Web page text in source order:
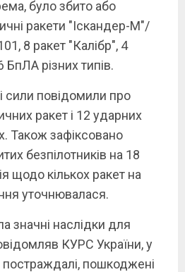
було збито або
ракети "Іскандер-М"/
8 ракет "Калібр", 4
БпЛА різних типів.
сили повідомили про
ракет і 12 ударних
Також зафіксовано
безпілотників на 18
щодо кількох ракет на
уточнювалася.
значні наслідки для
КУРС України, у
постраждалі, пошкоджені